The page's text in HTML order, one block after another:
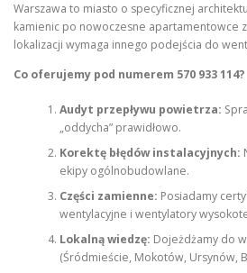
Warszawa to miasto o specyficznej
kamienic po nowoczesne apartamentowce
lokalizacji wymaga innego podejścia do
Co oferujemy pod numerem 570 933 114?
Audyt przepływu powietrza:
„oddycha” prawidłowo.
Korektę błędów instalacyjnych:
ekipy ogólnobudowlane.
Części zamienne: Posiadamy
wentylacyjne i wentylatory
Lokalną wiedzę: Dojeżdżamy do
(Śródmieście, Mokotów, Ursynów,